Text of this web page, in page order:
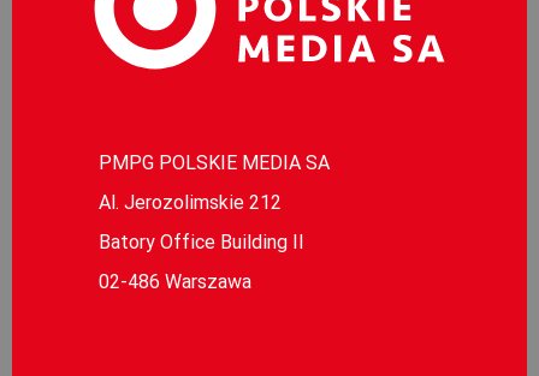
PMPG POLSKIE MEDIA SA
Al. Jerozolimskie 212
Batory Office Building II
02-486 Warszawa